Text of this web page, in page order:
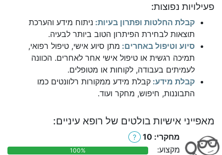
פעילויות נפוצות:
קבלת החלטות ופתרון בעיות: ניתוח מידע והערכת
תוצאות לבחירת הפיתרון הטוב ביותר לבעיה.
סיוע וטיפול באחרים: מתן סיוע אישי, טיפול רפואי,
תמיכה רגשית או טיפול אישי אחר לאחרים. הכוונה
לעמיתים בעבודה, לקוחות או מטופלים.
קבלת מידע: קבלת מידע ממקורות רלוונטים כמו
התבוננות, חיפוש, מחקר ועוד.
מאפייני אישיות בולטים של רופא עיניים:
מחקרי: 10 ?
מקצוע: 100%